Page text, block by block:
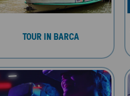
TOUR IN BARCA